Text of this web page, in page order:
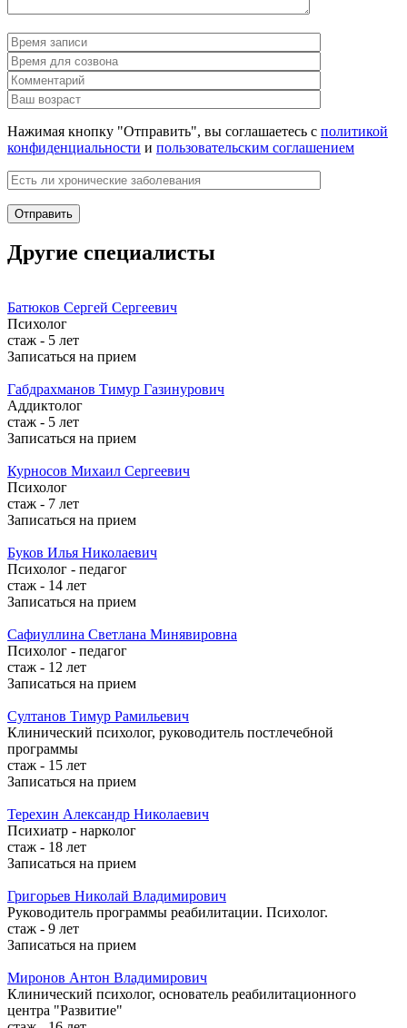
Нажимая кнопку "Отправить", вы соглашаетесь с политикой
конфиденциальности и пользовательским соглашением
Другие специалисты
Батюков Сергей Сергеевич
Психолог
стаж - 5 лет
Записаться на прием
Габдрахманов Тимур Газинурович
Аддиктолог
стаж - 5 лет
Записаться на прием
Курносов Михаил Сергеевич
Психолог
стаж - 7 лет
Записаться на прием
Буков Илья Николаевич
Психолог - педагог
стаж - 14 лет
Записаться на прием
Сафиуллина Светлана Минявировна
Психолог - педагог
стаж - 12 лет
Записаться на прием
Султанов Тимур Рамильевич
Клинический психолог, руководитель постлечебной
программы
стаж - 15 лет
Записаться на прием
Терехин Александр Николаевич
Психиатр - нарколог
стаж - 18 лет
Записаться на прием
Григорьев Николай Владимирович
Руководитель программы реабилитации. Психолог.
стаж - 9 лет
Записаться на прием
Миронов Антон Владимирович
Клинический психолог, основатель реабилитационного
центра "Развитие"